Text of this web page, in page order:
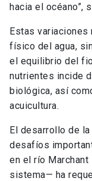
hacia el océano”,
Estas
físico del agua,
el equilibrio del
nutrientes incide
biológica, así
acuicultura.
El desarrollo de
desafíos
en el río
sistema— ha